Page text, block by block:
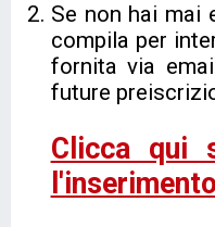
Se non hai mai
compila per
fornita via
future
Clicca qui